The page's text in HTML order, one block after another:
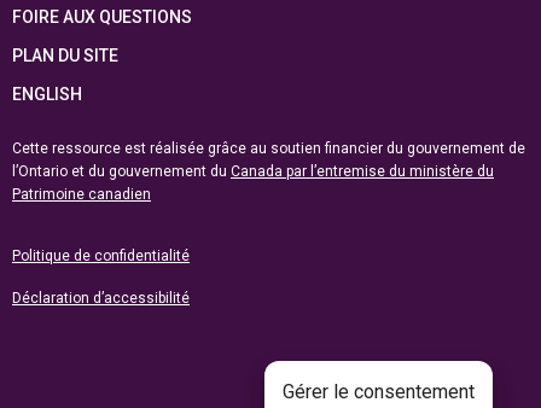
FOIRE AUX QUESTIONS
PLAN DU SITE
ENGLISH
Cette ressource est réalisée grâce au soutien financier du gouvernement de
l’Ontario et du gouvernement du Canada par l’entremise du ministère du
Patrimoine canadien
Politique de confidentialité
Déclaration d’accessibilité
Gérer le consentement